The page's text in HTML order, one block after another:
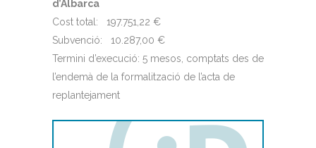
d’Albarca
Cost total: 197.751,22 €
Subvenció: 10.287,00 €
Termini d’execució: 5 mesos, comptats des de
l’endemà de la formalització de l’acta de
replantejament